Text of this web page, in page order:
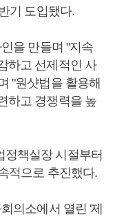
기 도입됐다.
을 만들며 "지속
하고 선제적인 사
"원샷법을 활용해
하고 경쟁력을 높
정책실장 시절부터
적으로 추진했다.
의소에서 열린 '제